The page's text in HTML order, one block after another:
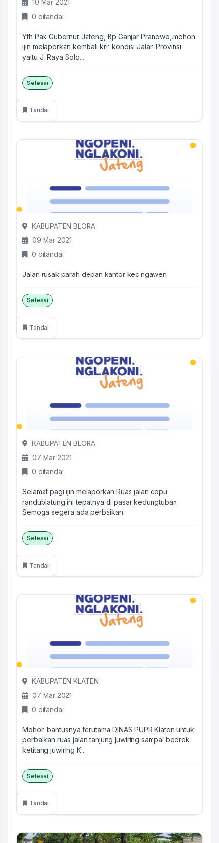
10 Mar 2021
0 ditandai
Yth Pak Gubernur Jateng, Bp Ganjar Pranowo,.mohon
ijin melaporkan kembali krn kondisi Jalan Provinsi
yaitu Jl Raya Solo...
Selesai
Tandai
KABUPATEN BLORA
09 Mar 2021
0 ditandai
Jalan rusak parah depan kantor kec.ngawen
Selesai
Tandai
KABUPATEN BLORA
07 Mar 2021
0 ditandai
Selamat pagi ijin melaporkan Ruas jalan cepu
randublatung ini tepatnya di pasar kedungtuban
Semoga segera ada perbaikan
Selesai
Tandai
KABUPATEN KLATEN
07 Mar 2021
0 ditandai
Mohon bantuanya terutama DINAS PUPR Klaten untuk
perbaikan ruas jalan tanjung juwiring sampai bedrek
ketitang juwiring K...
Selesai
Tandai